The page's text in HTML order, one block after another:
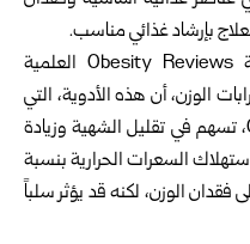
بإرشاد غذائي مناسب.
وبيّنت الدراسة المنشورة في دورية Obesity Reviews العلمية
الوزن، أن هذه الأدوية، التي
تعمل من خلال محاكاة هرمون GLP-1، تسهم في تقليل الشهية وزيادة
السعرات الحرارية بنسبة
يساعد على فقدان الوزن، لكنه قد يؤثر سلباً